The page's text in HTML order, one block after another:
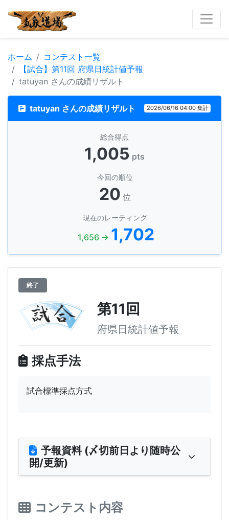
ホーム
コンテスト一覧
【試合】第11回 府県日統計値予報
tatuyan さんの成績リザルト
tatuyan さんの成績リザルト 2026/06/16 04:00 集計
総合得点
1,005 pts
今回の順位
20 位
現在のレーティング
1,656 → 1,702
終了
第11回
府県日統計値予報
採点手法
試合標準採点方式
予報資料 (〆切前日より随時公
開/更新)
コンテスト内容